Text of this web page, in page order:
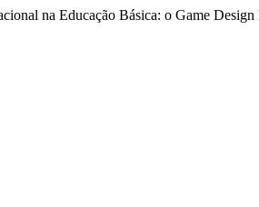
na Educação Básica: o Game